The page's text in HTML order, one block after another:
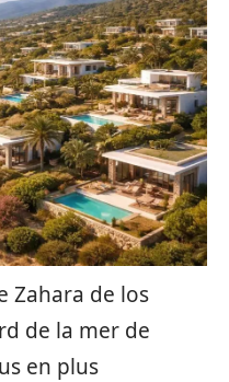
Zahara de los
de la mer de
en plus